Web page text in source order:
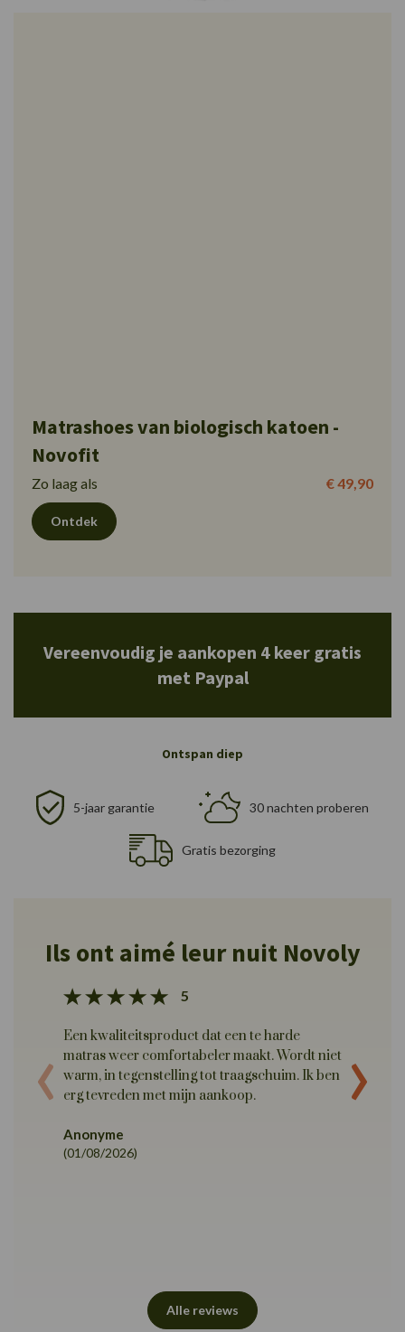
Matrashoes van biologisch katoen -
Novofit
Zo laag als € 49,90
Ontdek
Vereenvoudig je aankopen 4 keer gratis
met Paypal
Ontspan diep
5-jaar garantie 30 nachten proberen
Gratis bezorging
Ils ont aimé leur nuit Novoly
5
Een kwaliteitsproduct dat een te harde
matras weer comfortabeler maakt. Wordt niet
warm, in tegenstelling tot traagschuim. Ik ben
erg tevreden met mijn aankoop.
Anonyme
(01/08/2026)
‹ ›
Alle reviews